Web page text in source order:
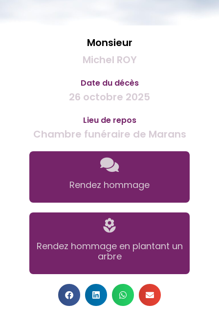
Monsieur
Michel ROY
Date du décès
26 octobre 2025
Lieu de repos
Chambre funéraire de Marans
Rendez hommage
Rendez hommage en plantant un
arbre